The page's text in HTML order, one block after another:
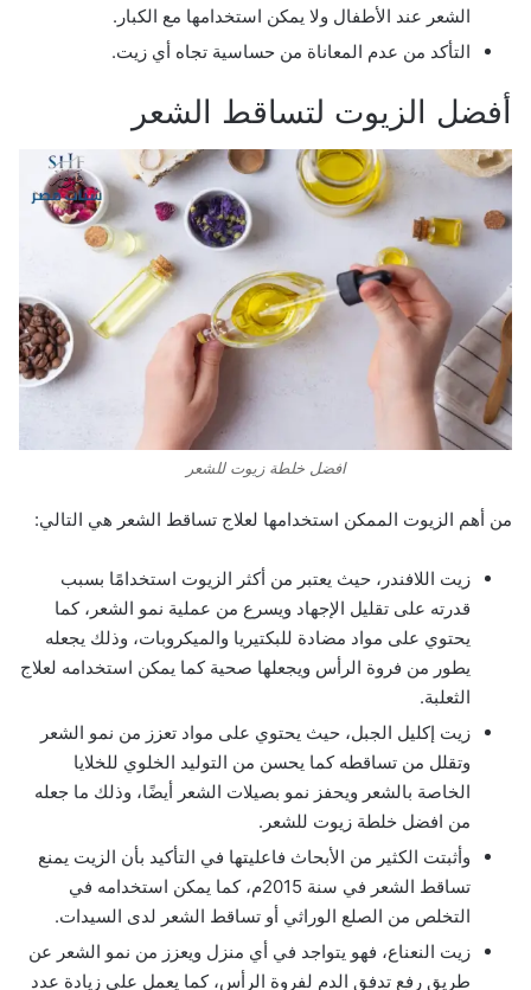
الشعر عند الأطفال ولا يمكن استخدامها مع الكبار.
التأكد من عدم المعاناة من حساسية تجاه أي زيت.
أفضل الزيوت لتساقط الشعر
افضل خلطة زيوت للشعر
من أهم الزيوت الممكن استخدامها لعلاج تساقط الشعر هي التالي:
زيت اللافندر، حيث يعتبر من أكثر الزيوت استخدامًا بسبب
قدرته على تقليل الإجهاد ويسرع من عملية نمو الشعر، كما
يحتوي على مواد مضادة للبكتيريا والميكروبات، وذلك يجعله
يطور من فروة الرأس ويجعلها صحية كما يمكن استخدامه لعلاج
الثعلبة.
زيت إكليل الجبل، حيث يحتوي على مواد تعزز من نمو الشعر
وتقلل من تساقطه كما يحسن من التوليد الخلوي للخلايا
الخاصة بالشعر ويحفز نمو بصيلات الشعر أيضًا، وذلك ما جعله
من افضل خلطة زيوت للشعر.
وأثبتت الكثير من الأبحاث فاعليتها في التأكيد بأن الزيت يمنع
تساقط الشعر في سنة 2015م، كما يمكن استخدامه في
التخلص من الصلع الوراثي أو تساقط الشعر لدى السيدات.
زيت النعناع، فهو يتواجد في أي منزل ويعزز من نمو الشعر عن
طريق رفع تدفق الدم لفروة الرأس، كما يعمل على زيادة عدد